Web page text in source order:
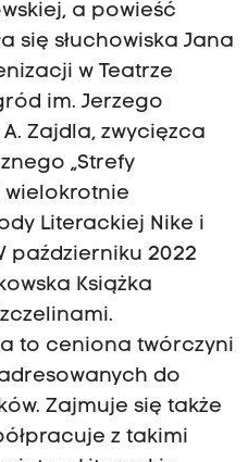
a powieść
się słuchowiska Jana
w Teatrze
im. Jerzego
Zajdla, zwycięzca
„Strefy
wielokrotnie
Literackiej Nike i
październiku 2022
Książka
to ceniona twórczyni
do
Zajmuje się także
z takimi